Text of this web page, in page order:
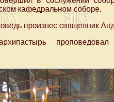
кафедральном соборе.
произнес священник